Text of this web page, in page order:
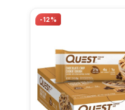
-12%